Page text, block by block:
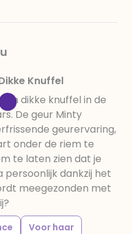
Knuffel
dikke knuffel in de
De geur Minty
geurervaring,
onder de riem te
te laten zien dat je
persoonlijk dankzij het
meegezonden met
Voor haar